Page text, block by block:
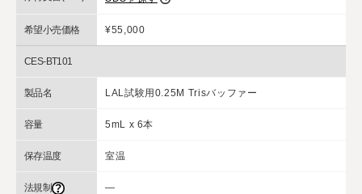
希望小売価格 ¥55,000
CES-BT101
製品名 LAL試験用0.25M Trisバッファー
容量 5mL x 6本
保存温度 室温
法規制 ―